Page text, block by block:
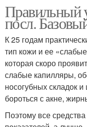
Правильный
посл.
К 25 годам
тип кожи и ее
которая скоро
слабые капилляры,
носогубных складок
бороться с акне,
Поэтому все